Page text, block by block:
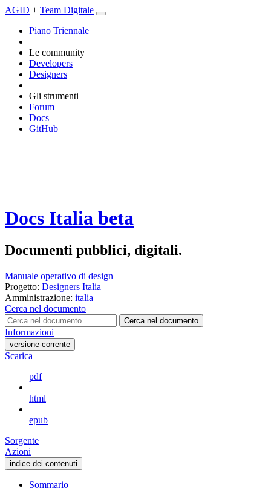
AGID + Team Digitale
Piano Triennale
Le community
Developers
Designers
Gli strumenti
Forum
Docs
GitHub
Docs Italia beta
Documenti pubblici, digitali.
Manuale operativo di design
Progetto: Designers Italia
Amministrazione: italia
Cerca nel documento
Cerca nel documento
Informazioni
versione-corrente
Scarica
pdf
html
epub
Sorgente
Azioni
indice dei contenuti
Sommario